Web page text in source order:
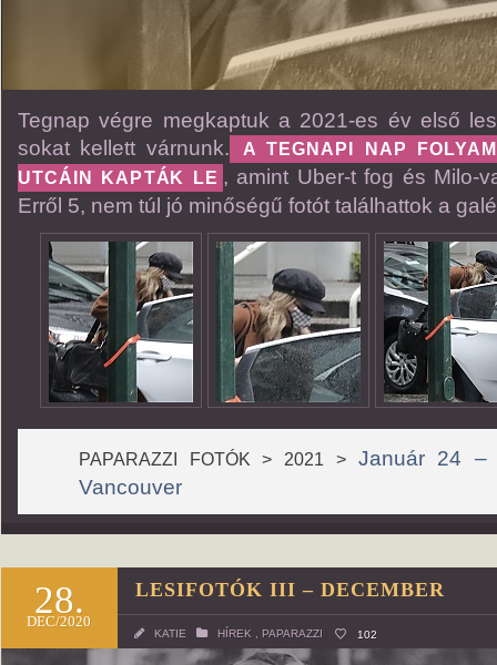
Tegnap végre megkaptuk a 2021-es év első
sokat kellett várnunk.
A TEGNAPI NAP
UTCÁIN KAPTÁK LE , amint Uber-t fog és Milo-
Erről 5, nem túl jó minőségű fotót találhattok a
PAPARAZZI FOTÓK > 2021 > Január 24 –
Vancouver
28.
DEC/2020
LESIFOTÓK III – DECEMBER
KATIE HÍREK PAPARAZZI 102